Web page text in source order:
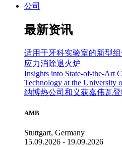
公司
最新资讯
适用于牙科实验室的新型
应力消除退火炉
Insights into State-of-the-Art
Technology at the University
纳博热公司和义获嘉伟瓦
AMB
Stuttgart, Germany
15.09.2026 - 19.09.2026